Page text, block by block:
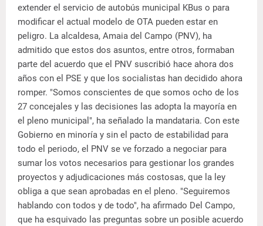
extender el servicio de autobús municipal KBus o para
modificar el actual modelo de OTA pueden estar en
peligro. La alcaldesa, Amaia del Campo (PNV), ha
admitido que estos dos asuntos, entre otros, formaban
parte del acuerdo que el PNV suscribió hace ahora dos
años con el PSE y que los socialistas han decidido ahora
romper. "Somos conscientes de que somos ocho de los
27 concejales y las decisiones las adopta la mayoría en
el pleno municipal", ha señalado la mandataria. Con este
Gobierno en minoría y sin el pacto de estabilidad para
todo el periodo, el PNV se ve forzado a negociar para
sumar los votos necesarios para gestionar los grandes
proyectos y adjudicaciones más costosas, que la ley
obliga a que sean aprobadas en el pleno. "Seguiremos
hablando con todos y de todo", ha afirmado Del Campo,
que ha esquivado las preguntas sobre un posible acuerdo